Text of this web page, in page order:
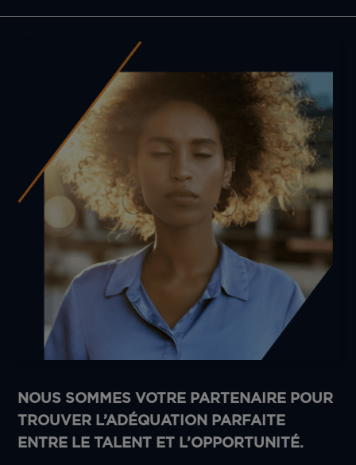
NOUS SOMMES VOTRE PARTENAIRE POUR
TROUVER L’ADÉQUATION PARFAITE
ENTRE LE TALENT ET L’OPPORTUNITÉ.